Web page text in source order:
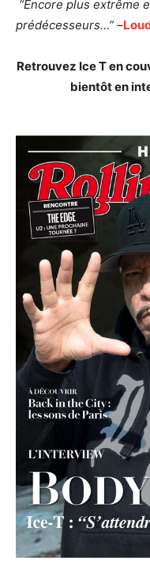
“Encore plus extrême
prédécesseurs…” –
Retrouvez Ice T en
bientôt en